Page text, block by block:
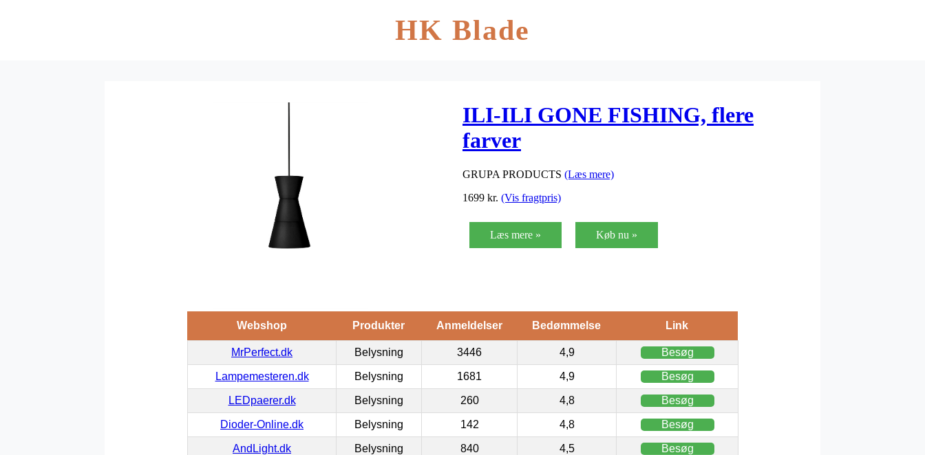
HK Blade
ILI-ILI GONE FISHING, flere
farver
GRUPA PRODUCTS (Læs mere)
1699 kr. (Vis fragtpris)
Læs mere » Køb nu »
Webshop Produkter Anmeldelser Bedømmelse Link
MrPerfect.dk Belysning 3446 4,9 Besøg
Lampemesteren.dk Belysning 1681 4,9 Besøg
LEDpaerer.dk Belysning 260 4,8 Besøg
Dioder-Online.dk Belysning 142 4,8 Besøg
AndLight.dk Belysning 840 4,5 Besøg